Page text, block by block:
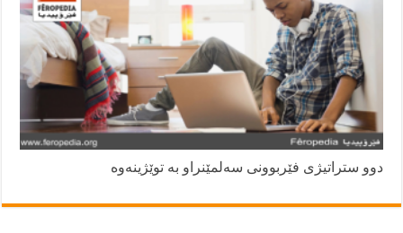
دوو ستراتیژی فێربوونی سەلمێنراو بە توێژینەوە